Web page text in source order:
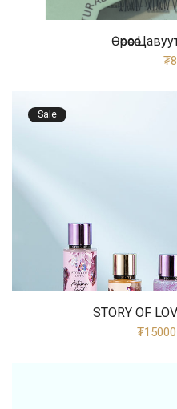
Өөрөөсөө
Sale
STORY OF
₮15000